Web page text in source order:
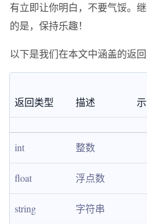
有立即让你明白，不要气馁。
的是，保持乐趣！
以下是我们在本文中涵盖的返回
返回类型 描述
int 整数
float 浮点数
string 字符串